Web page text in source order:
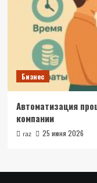
Бизнес
Автоматизация
компании
raz 25 июня 2026